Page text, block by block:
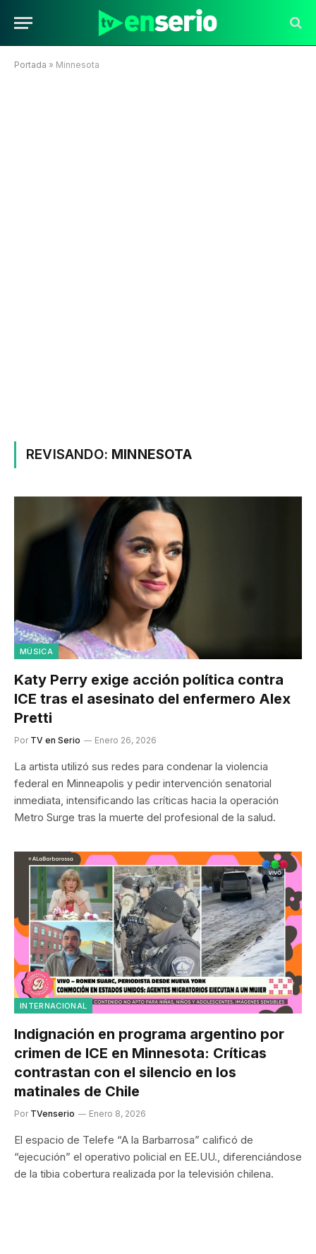
Portada » Minnesota
REVISANDO: MINNESOTA
MÚSICA
Katy Perry exige acción política contra
ICE tras el asesinato del enfermero Alex
Pretti
Por TV en Serio Enero 26, 2026
La artista utilizó sus redes para condenar la violencia
federal en Minneapolis y pedir intervención senatorial
inmediata, intensificando las críticas hacia la operación
Metro Surge tras la muerte del profesional de la salud.
INTERNACIONAL
Indignación en programa argentino por
crimen de ICE en Minnesota: Críticas
contrastan con el silencio en los
matinales de Chile
Por TVenserio Enero 8, 2026
El espacio de Telefe “A la Barbarrosa” calificó de
“ejecución” el operativo policial en EE.UU., diferenciándose
de la tibia cobertura realizada por la televisión chilena.